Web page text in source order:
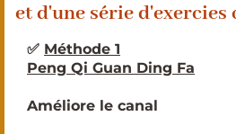
et d'une série
✅ Méthode 1
Peng Qi Guan Ding Fa
Améliore le canal